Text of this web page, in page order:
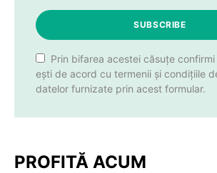
SUBSCRIBE
Prin bifarea acestei căsuțe
ești de acord cu termenii și condițiile
datelor furnizate prin acest formular.
PROFITĂ ACUM